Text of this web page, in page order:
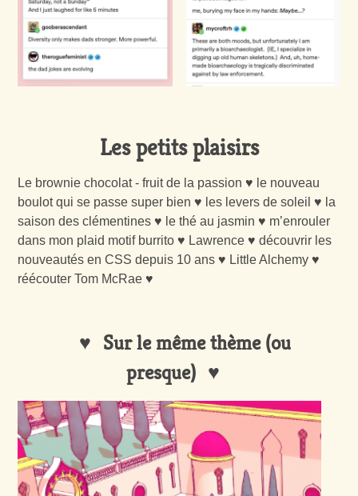
Les petits plaisirs
Le brownie chocolat - fruit de la passion ♥ le nouveau
boulot qui se passe super bien ♥ les levers de soleil ♥ la
saison des clémentines ♥ le thé au jasmin ♥ m’enrouler
dans mon plaid motif burrito ♥ Lawrence ♥ découvrir les
nouveautés en CSS depuis 10 ans ♥ Little Alchemy ♥
réécouter Tom McRae ♥
Sur le même thème (ou
presque)